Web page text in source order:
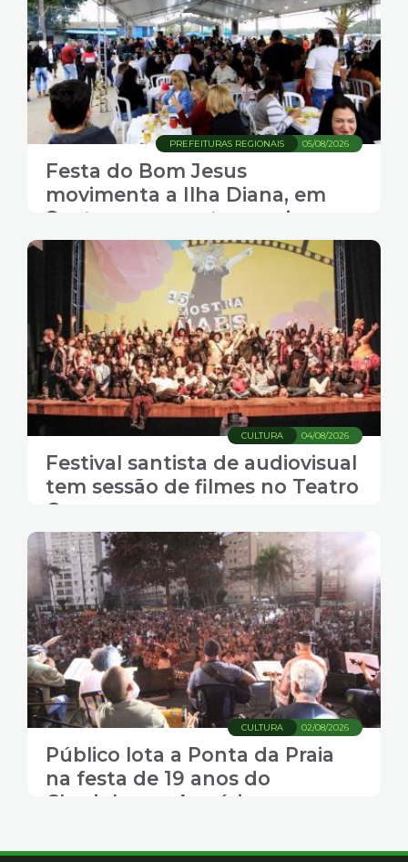
05/08/2026
PREFEITURAS REGIONAIS
Festa do Bom Jesus
movimenta a Ilha Diana, em
Santos, com gastronomia,
música e transporte gratuito
04/08/2026
CULTURA
Festival santista de audiovisual
tem sessão de filmes no Teatro
Guarany
02/08/2026
CULTURA
Público lota a Ponta da Praia
na festa de 19 anos do
Chorinho no Aquário, em